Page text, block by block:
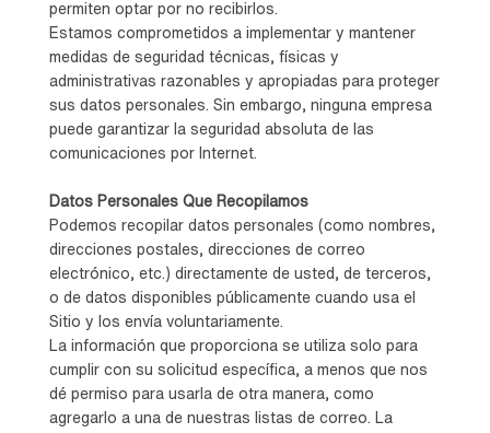
permiten optar por no recibirlos.
Estamos comprometidos a implementar y mantener
medidas de seguridad técnicas, físicas y
administrativas razonables y apropiadas para proteger
sus datos personales. Sin embargo, ninguna empresa
puede garantizar la seguridad absoluta de las
comunicaciones por Internet.
Datos Personales Que Recopilamos
Podemos recopilar datos personales (como nombres,
direcciones postales, direcciones de correo
electrónico, etc.) directamente de usted, de terceros,
o de datos disponibles públicamente cuando usa el
Sitio y los envía voluntariamente.
La información que proporciona se utiliza solo para
cumplir con su solicitud específica, a menos que nos
dé permiso para usarla de otra manera, como
agregarlo a una de nuestras listas de correo. La